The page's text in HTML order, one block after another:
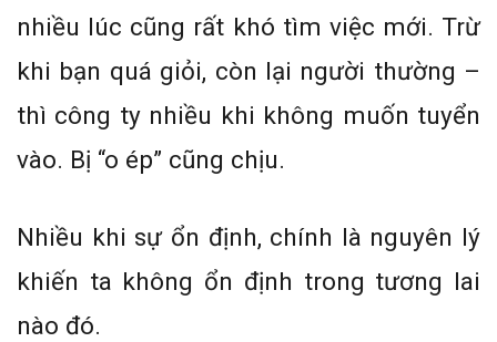
nhiều lúc cũng rất khó tìm việc mới. Trừ
khi bạn quá giỏi, còn lại người thường –
thì công ty nhiều khi không muốn tuyển
vào. Bị “o ép” cũng chịu.
Nhiều khi sự ổn định, chính là nguyên lý
khiến ta không ổn định trong tương lai
nào đó.